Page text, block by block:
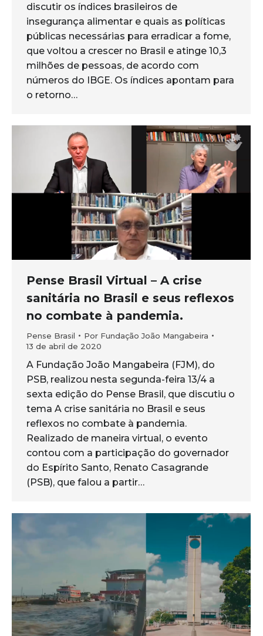
discutir os índices brasileiros de
insegurança alimentar e quais as políticas
públicas necessárias para erradicar a fome,
que voltou a crescer no Brasil e atinge 10,3
milhões de pessoas, de acordo com
números do IBGE. Os índices apontam para
o retorno…
Pense Brasil Virtual – A crise
sanitária no Brasil e seus reflexos
no combate à pandemia.
Pense Brasil Por Fundação João Mangabeira
13 de abril de 2020
A Fundação João Mangabeira (FJM), do
PSB, realizou nesta segunda-feira 13/4 a
sexta edição do Pense Brasil, que discutiu o
tema A crise sanitária no Brasil e seus
reflexos no combate à pandemia.
Realizado de maneira virtual, o evento
contou com a participação do governador
do Espírito Santo, Renato Casagrande
(PSB), que falou a partir…